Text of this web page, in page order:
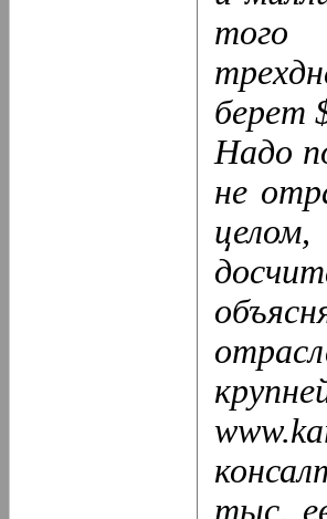
того
берет
Надо
не
тыс.